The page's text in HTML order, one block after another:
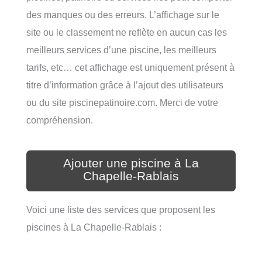
des manques ou des erreurs. L’affichage sur le
site ou le classement ne reflète en aucun cas les
meilleurs services d’une piscine, les meilleurs
tarifs, etc… cet affichage est uniquement présent à
titre d’information grâce à l’ajout des utilisateurs
ou du site piscinepatinoire.com. Merci de votre
compréhension.
Ajouter une piscine à La
Chapelle-Rablais
Voici une liste des services que proposent les
piscines à La Chapelle-Rablais :